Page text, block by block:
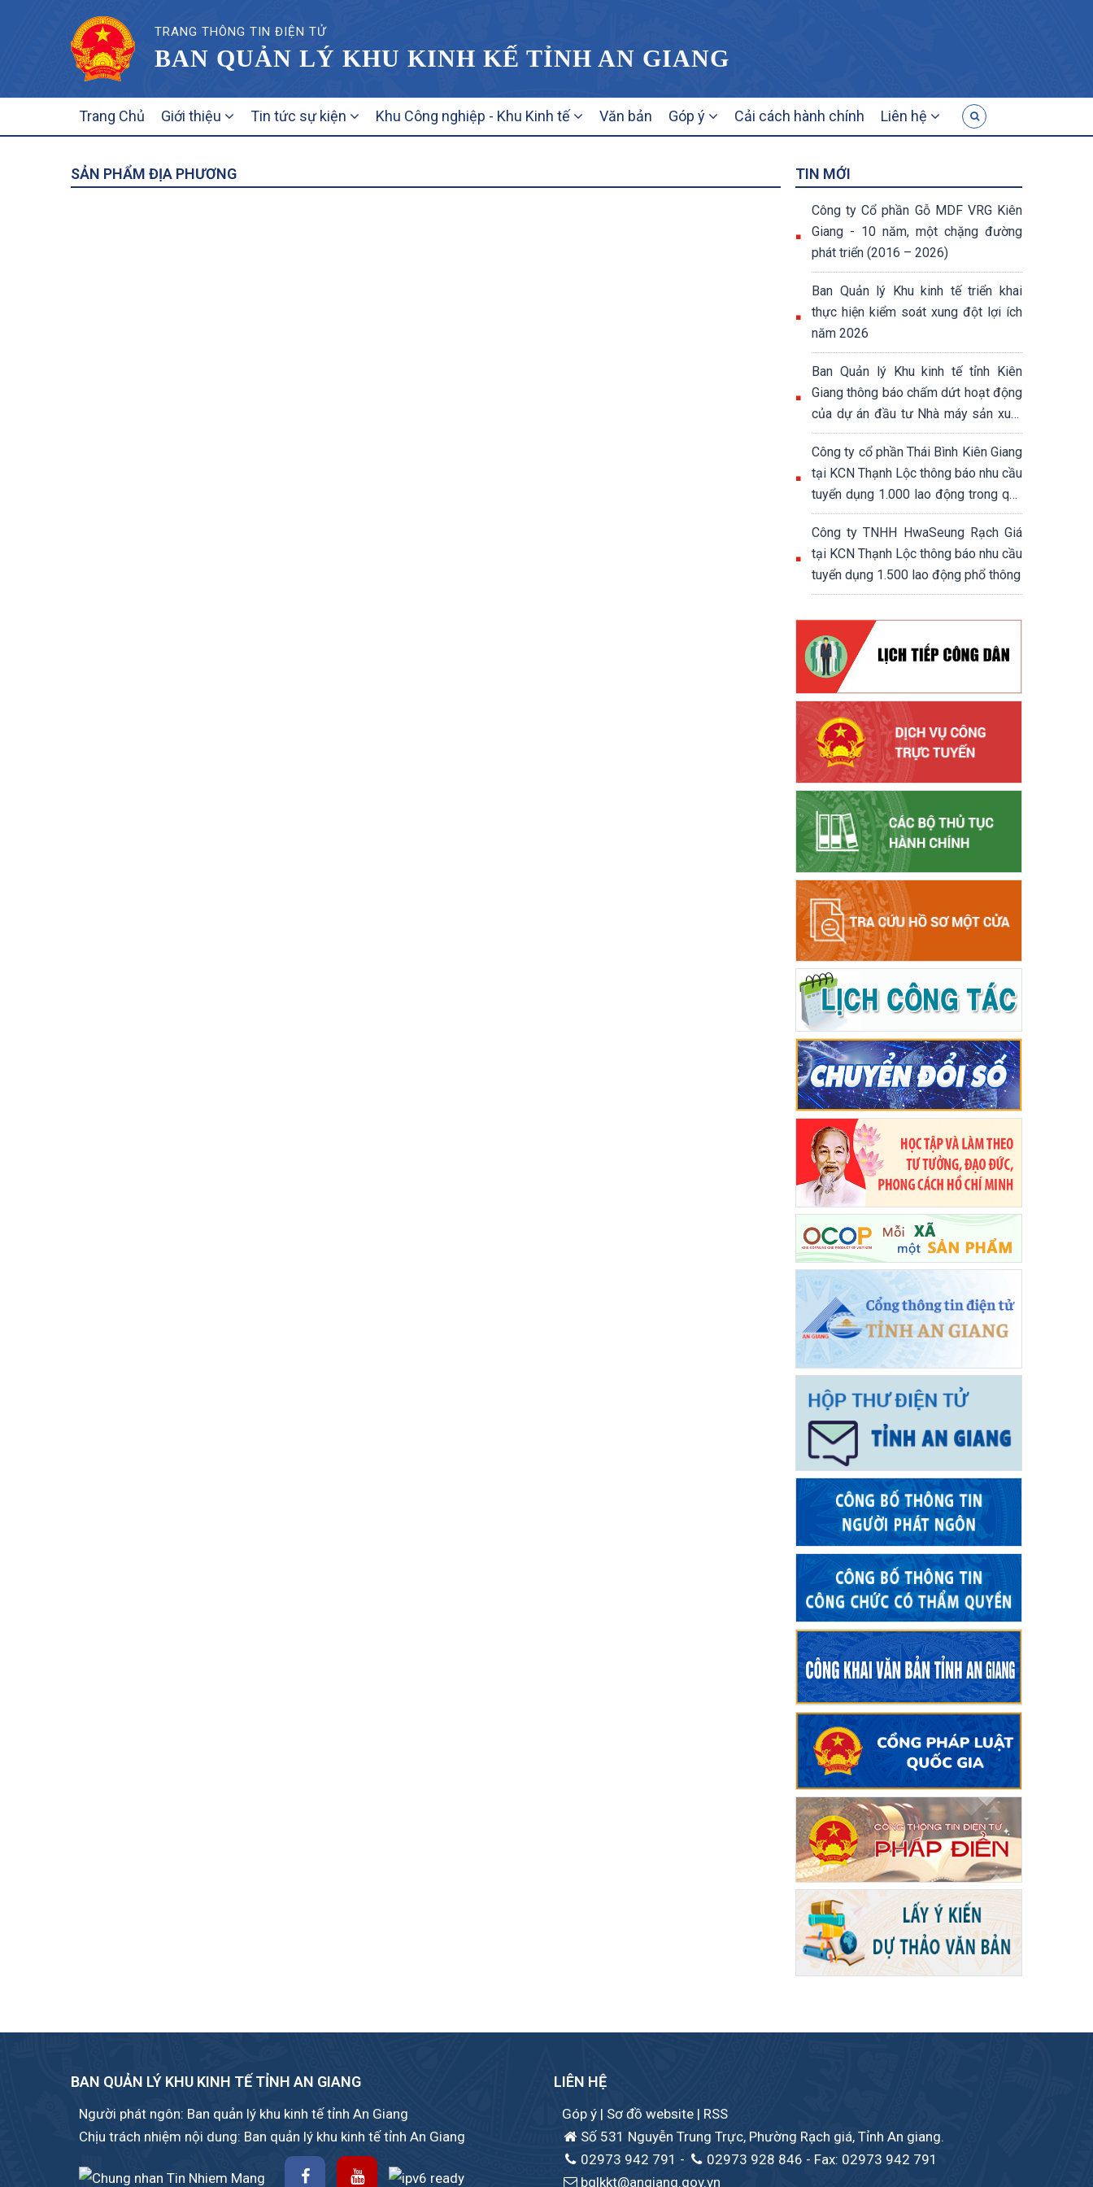
TRANG THÔNG TIN ĐIỆN TỬ
BAN QUẢN LÝ KHU KINH KẾ TỈNH AN GIANG
NAVIGATION
Trang Chủ Giới thiệu Tin tức sự kiện Khu Công nghiệp - Khu Kinh tế Văn bản Góp ý Cải cách hành chính Liên hệ
SẢN PHẨM ĐỊA PHƯƠNG TIN MỚI
Công ty Cổ phần Gỗ MDF VRG Kiên
Giang - 10 năm, một chặng đường
phát triển (2016 – 2026)
Ban Quản lý Khu kinh tế triển khai
thực hiện kiểm soát xung đột lợi ích
năm 2026
Ban Quản lý Khu kinh tế tỉnh Kiên
Giang thông báo chấm dứt hoạt động
của dự án đầu tư Nhà máy sản xuất
đế giày và giày dép xuất khẩu
Công ty cổ phần Thái Bình Kiên Giang
tại KCN Thạnh Lộc thông báo nhu cầu
tuyển dụng 1.000 lao động trong quý
4/2024
Công ty TNHH HwaSeung Rạch Giá
tại KCN Thạnh Lộc thông báo nhu cầu
tuyển dụng 1.500 lao động phổ thông
BAN QUẢN LÝ KHU KINH TẾ TỈNH AN GIANG
Người phát ngôn: Ban quản lý khu kinh tế tỉnh An Giang
Chịu trách nhiệm nội dung: Ban quản lý khu kinh tế tỉnh An Giang
LIÊN HỆ
Góp ý | Sơ đồ website | RSS
Số 531 Nguyễn Trung Trực, Phường Rạch giá, Tỉnh An giang.
02973 942 791 - 02973 928 846 - Fax: 02973 942 791
bqlkkt@angiang.gov.vn